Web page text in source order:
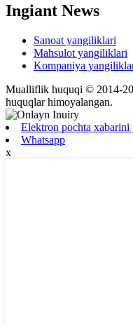
Ingiant News
Sanoat yangiliklari
Mahsulot yangiliklari
Kompaniya
Mualliflik huquqi © 2014-
huquqlar himoyalangan.
Elektron pochta xabarini
Whatsapp
x